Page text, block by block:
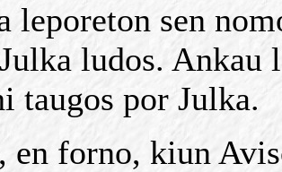
leporeton sen
ludos.
taugos por Julka.
en forno, kiun